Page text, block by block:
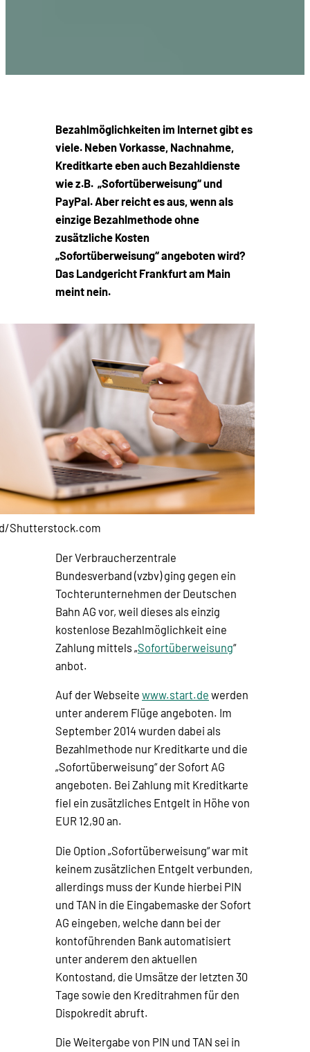
Bezahlmöglichkeiten im Internet gibt es
viele. Neben Vorkasse, Nachnahme,
Kreditkarte eben auch Bezahldienste
wie z.B. „Sofortüberweisung“ und
PayPal. Aber reicht es aus, wenn als
einzige Bezahlmethode ohne
zusätzliche Kosten
„Sofortüberweisung“ angeboten wird?
Das Landgericht Frankfurt am Main
meint nein.
Shutterstock.com
Der Verbraucherzentrale
Bundesverband (vzbv) ging gegen ein
Tochterunternehmen der Deutschen
Bahn AG vor, weil dieses als einzig
kostenlose Bezahlmöglichkeit eine
Zahlung mittels „Sofortüberweisung“
anbot.
Auf der Webseite www.start.de werden
unter anderem Flüge angeboten. Im
September 2014 wurden dabei als
Bezahlmethode nur Kreditkarte und die
„Sofortüberweisung“ der Sofort AG
angeboten. Bei Zahlung mit Kreditkarte
fiel ein zusätzliches Entgelt in Höhe von
EUR 12,90 an.
Die Option „Sofortüberweisung“ war mit
keinem zusätzlichen Entgelt verbunden,
allerdings muss der Kunde hierbei PIN
und TAN in die Eingabemaske der Sofort
AG eingeben, welche dann bei der
kontoführenden Bank automatisiert
unter anderem den aktuellen
Kontostand, die Umsätze der letzten 30
Tage sowie den Kreditrahmen für den
Dispokredit abruft.
Die Weitergabe von PIN und TAN sei in